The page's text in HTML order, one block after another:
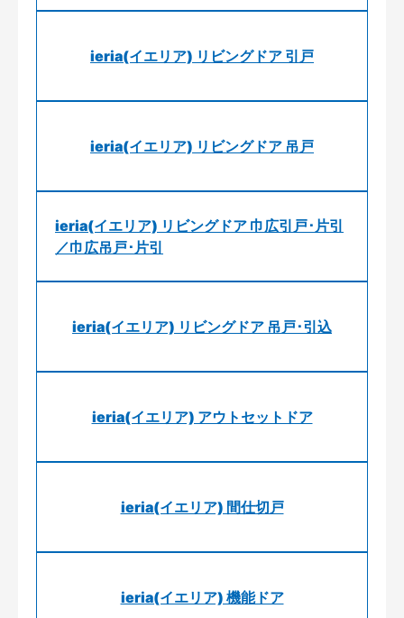
ieria(イエリア) リビングドア 引戸
ieria(イエリア) リビングドア 吊戸
ieria(イエリア) リビングドア 巾広引戸･片引
／巾広吊戸･片引
ieria(イエリア) リビングドア 吊戸･引込
ieria(イエリア) アウトセットドア
ieria(イエリア) 間仕切戸
ieria(イエリア) 機能ドア